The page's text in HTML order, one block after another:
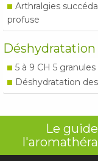
Arthralgies
profuse
Déshydratation
5 à 9 CH 5
Déshydratation
Le